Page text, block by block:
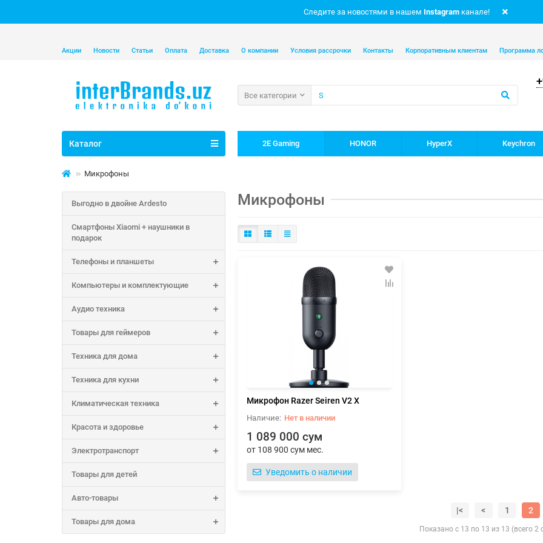
Следите за новостями в нашем Instagram канале!
Акции Новости Статьи Оплата Доставка О компании Условия рассрочки Контакты Корпоративным клиентам Программа
Все категории
Каталог 2E Gaming HONOR HyperX Keychron
Микрофоны
Выгодно в двойне Ardesto
Смартфоны Xiaomi + наушники в
подарок
Телефоны и планшеты
Компьютеры и комплектующие
Аудио техника
Товары для геймеров
Техника для дома
Техника для кухни
Климатическая техника
Красота и здоровье
Электротранспорт
Товары для детей
Авто-товары
Товары для дома
Микрофоны
Микрофон Razer Seiren V2 X
Нет в наличии
1 089 000 сум
от 108 900 сум мес.
Уведомить о наличии
|< < 1 2
Показано с 13 по 13 из 13 (всего 2